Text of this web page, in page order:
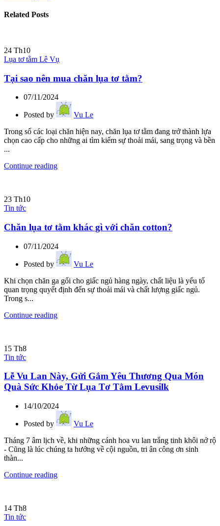
Related Posts
24 Th10
Lụa tơ tằm Lê Vụ
Tại sao nên mua chăn lụa tơ tằm?
07/11/2024
Posted by
Vu Le
Trong số các loại chăn hiện nay, chăn lụa tơ tằm đang trở thành lựa
chọn cao cấp cho những ai tìm kiếm sự thoải mái, sang trọng và bền
...
Continue reading
23 Th10
Tin tức
Chăn lụa tơ tằm khác gì với chăn cotton?
07/11/2024
Posted by
Vu Le
Khi chọn chăn ga gối cho giấc ngủ hàng ngày, chất liệu là yếu tố
quan trọng quyết định đến sự thoải mái và chất lượng giấc ngủ.
Trong s...
Continue reading
15 Th8
Tin tức
Lễ Vu Lan Này, Gửi Gắm Yêu Thương Qua Món
Quà Sức Khỏe Từ Lụa Tơ Tằm Levusilk
14/10/2024
Posted by
Vu Le
Tháng 7 âm lịch về, khi những cánh hoa vu lan trắng tinh khôi nở rộ
- Cũng là lúc chúng ta hướng về cội nguồn, tri ân công ơn sinh
thàn...
Continue reading
14 Th8
Tin tức